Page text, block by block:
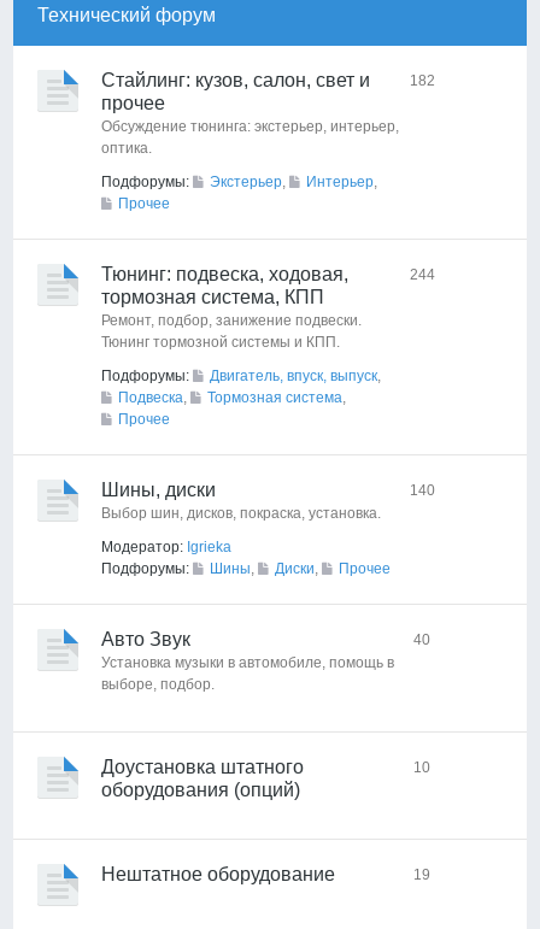
Технический форyм
Стайлинг: кузов, салон, свет и
прочее
Обсуждение тюнинга: экстерьер, интерьер,
оптика.
Подфорумы:
Экстерьер, Интерьер,
Прочее
182
Тюнинг: подвеска, ходовая,
тормозная система, КПП
Ремонт, подбор, занижение подвески.
Тюнинг тормозной системы и КПП.
Подфорумы:
Двигатель, впуск, выпуск,
Подвеска, Тормозная система,
Прочее
244
Шины, диски
Выбор шин, дисков, покраска, установка.
Модератор: Igrieka
Подфорумы:
Шины, Диски, Прочее
140
Авто Звук
Установка музыки в автомобиле, помощь в
выборе, подбор.
40
Доустановка штатного
оборудования (опций)
10
Нештатное оборудование 19